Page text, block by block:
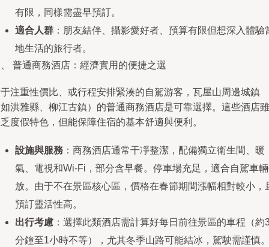
有限，同樣需盡早預訂。
適合人群 ：朋友結伴、攝影愛好者、預算有限但想深入體驗
地生活的旅行者。
普通商務酒店：經濟實用的便捷之選
注重性價比、或行程安排緊湊的自駕游客，瓦屋山周邊城鎮
洪雅縣、柳江古鎮）的普通商務酒店是可靠選擇。這些酒店雖
度假特色，但能保障住宿的基本舒適與便利。
設施與服務 ：商務酒店通常干凈整潔，配備獨立衛生間、暖
氣、電視和Wi-Fi，部分含早餐。停車場充足，適合自駕車
放。由于不在景區核心區，價格在春節期間漲幅相對較小，
預訂靈活性高。
出行考慮 ：選擇此類酒店需計算好每日前往景區的車程（約
分鐘至1小時不等），尤其冬季山路可能結冰，駕駛需謹慎